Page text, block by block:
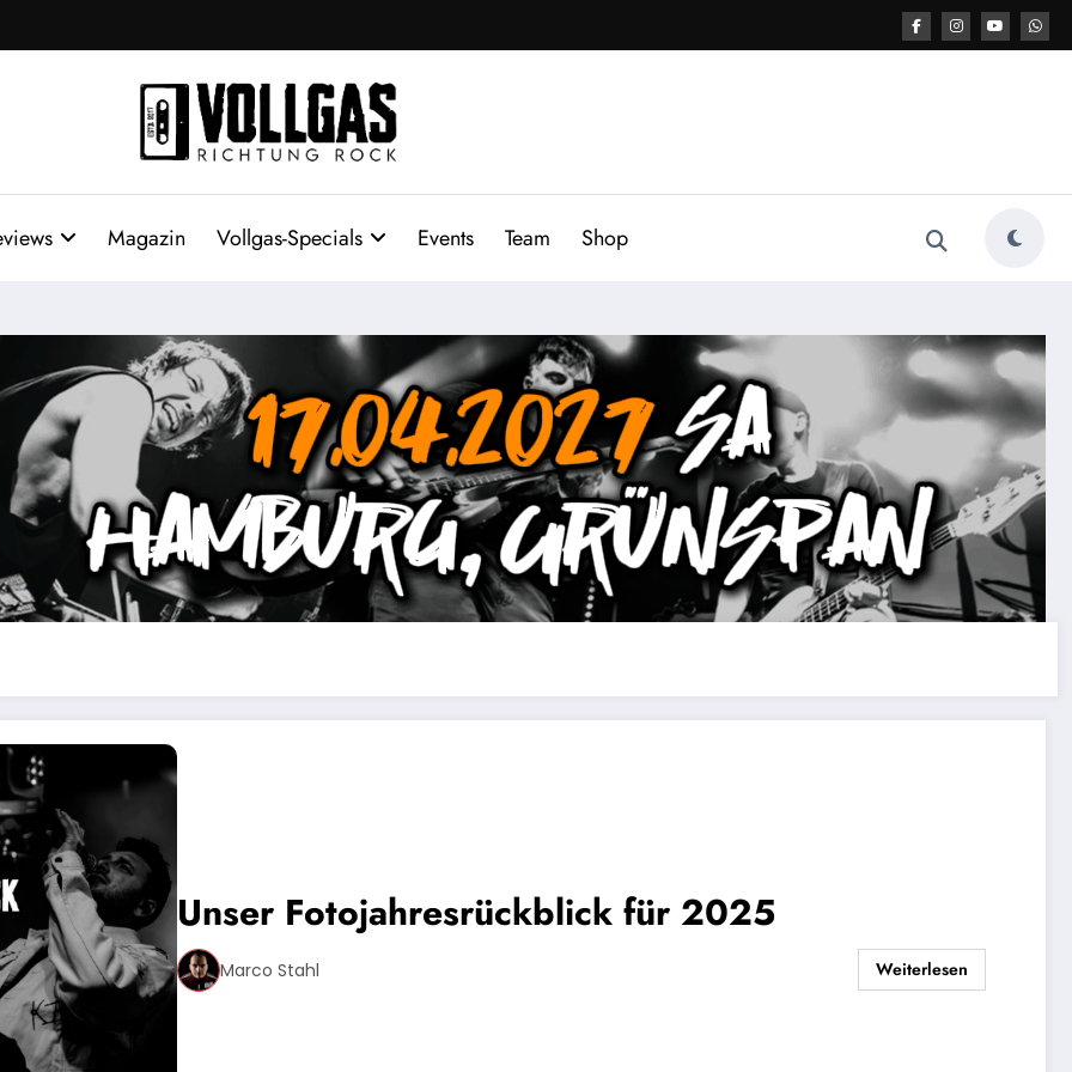
Magazin Vollgas-Specials Events Team Shop
Unser Fotojahresrückblick für 2025
Marco Stahl Weiterlesen